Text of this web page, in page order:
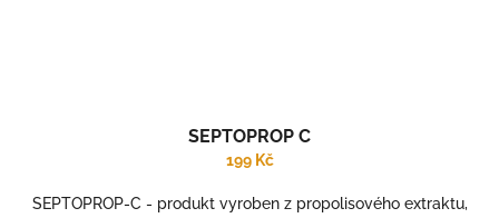
SEPTOPROP C
199 Kč
SEPTOPROP-C - produkt vyroben z propolisového extraktu,